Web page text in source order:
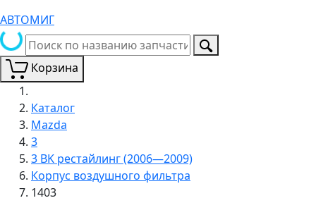
АВТОМИГ
Корзина
Каталог
Mazda
3
3 BK рестайлинг (2006—2009)
Корпус воздушного фильтра
1403